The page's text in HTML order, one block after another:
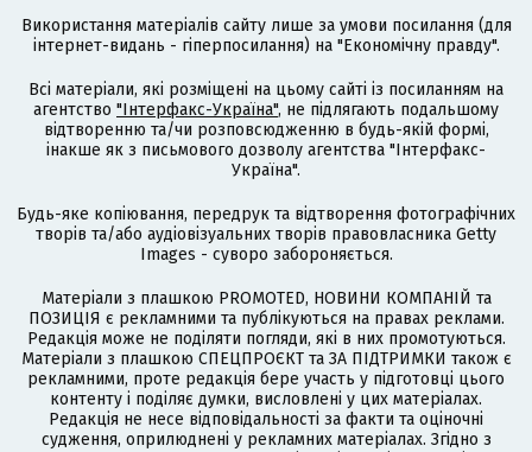
Використання матеріалів сайту лише за умови посилання (для
інтернет-видань - гіперпосилання) на "Економічну правду".
Всі матеріали, які розміщені на цьому сайті із посиланням на
агентство "Інтерфакс-Україна", не підлягають подальшому
відтворенню та/чи розповсюдженню в будь-якій формі,
інакше як з письмового дозволу агентства "Інтерфакс-
Україна".
Будь-яке копіювання, передрук та відтворення фотографічних
творів та/або аудіовізуальних творів правовласника Getty
Images - суворо забороняється.
Матеріали з плашкою PROMOTED, НОВИНИ КОМПАНІЙ та
ПОЗИЦІЯ є рекламними та публікуються на правах реклами.
Редакція може не поділяти погляди, які в них промотуються.
Матеріали з плашкою СПЕЦПРОЄКТ та ЗА ПІДТРИМКИ також є
рекламними, проте редакція бере участь у підготовці цього
контенту і поділяє думки, висловлені у цих матеріалах.
Редакція не несе відповідальності за факти та оціночні
судження, оприлюднені у рекламних матеріалах. Згідно з